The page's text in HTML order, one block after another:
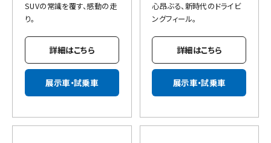
SUVの常識を覆す、感動の走
り。
詳細はこちら
展示車・試乗車
心昂ぶる、新時代のドライビ
ングフィール。
詳細はこちら
展示車・試乗車